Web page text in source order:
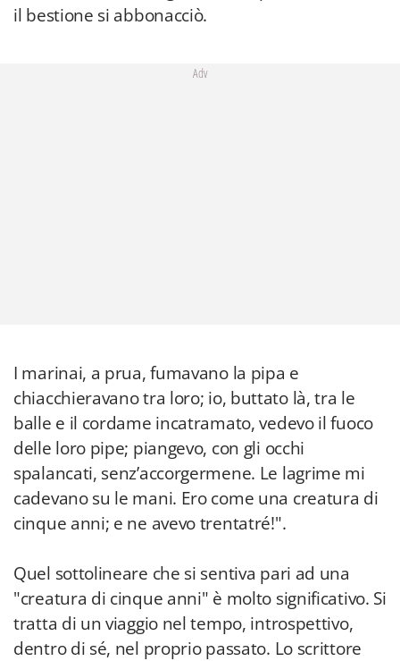
il bestione si abbonacciò.
Adv
I marinai, a prua, fumavano la pipa e
chiacchieravano tra loro; io, buttato là, tra le
balle e il cordame incatramato, vedevo il fuoco
delle loro pipe; piangevo, con gli occhi
spalancati, senz’accorgermene. Le lagrime mi
cadevano su le mani. Ero come una creatura di
cinque anni; e ne avevo trentatré!".
Quel sottolineare che si sentiva pari ad una
"creatura di cinque anni" è molto significativo. Si
tratta di un viaggio nel tempo, introspettivo,
dentro di sé, nel proprio passato. Lo scrittore